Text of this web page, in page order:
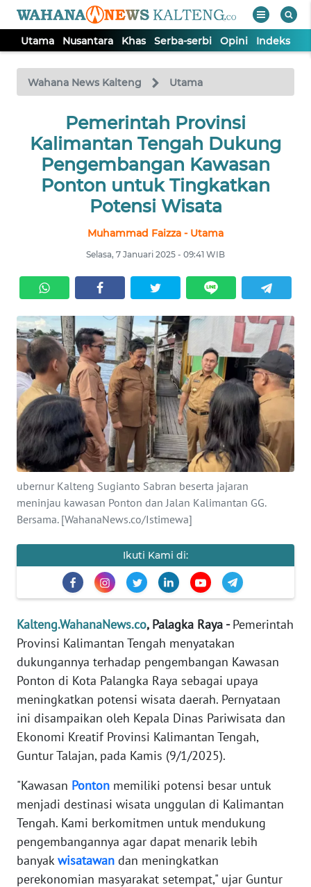
Utama Nusantara Khas Serba-serbi Opini Indeks
Wahana News Kalteng Utama
Pemerintah Provinsi
Kalimantan Tengah Dukung
Pengembangan Kawasan
Ponton untuk Tingkatkan
Potensi Wisata
Muhammad Faizza - Utama
Selasa, 7 Januari 2025 - 09:41 WIB
ubernur Kalteng Sugianto Sabran beserta jajaran
meninjau kawasan Ponton dan Jalan Kalimantan GG.
Bersama. [WahanaNews.co/Istimewa]
Ikuti Kami di:
Kalteng.WahanaNews.co, Palagka Raya -Pemerintah
Provinsi Kalimantan Tengah menyatakan
dukungannya terhadap pengembangan Kawasan
Ponton di Kota Palangka Raya sebagai upaya
meningkatkan potensi wisata daerah. Pernyataan
ini disampaikan oleh Kepala Dinas Pariwisata dan
Ekonomi Kreatif Provinsi Kalimantan Tengah,
Guntur Talajan, pada Kamis (9/1/2025).
"Kawasan Ponton memiliki potensi besar untuk
menjadi destinasi wisata unggulan di Kalimantan
Tengah. Kami berkomitmen untuk mendukung
pengembangannya agar dapat menarik lebih
banyakwisatawan dan meningkatkan
perekonomian masyarakat setempat," ujar Guntur
TV
Tutup
NUSANTARA
OPINI
Informasi
INDEKS
BERITA
KONTAK
KAMI
INFO
IKLAN
TENTANG
KAMI
PEDOMAN
REDAKSI
KARIR
DISCLAIMER
Wahana
News
WN
SUMUT
WN
JAKARTA